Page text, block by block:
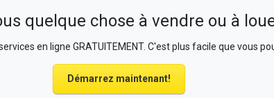
quelque chose à vendre ou à
en ligne GRATUITEMENT. C'est plus facile que vous
Démarrez maintenant!